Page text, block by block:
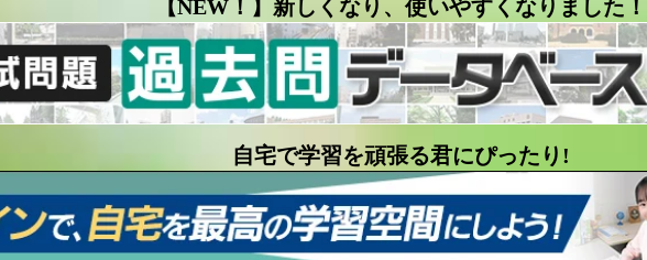
【NEW！】新しくなり、使いやすくなりました！
自宅で学習を頑張る君にぴったり!